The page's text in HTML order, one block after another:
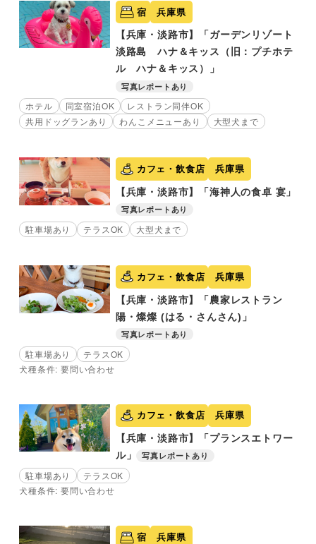
宿 兵庫県
【兵庫・淡路市】「ガーデンリゾート
淡路島 ハナ＆キッス（旧：プチホテ
ル ハナ＆キッス）」
写真レポートあり
ホテル 同室宿泊OK
レストラン同伴OK
共用ドッグランあり
わんこメニューあり 大型犬まで
カフェ・飲食店 兵庫県
【兵庫・淡路市】「海神人の食卓 宴」
写真レポートあり
駐車場あり テラスOK 大型犬まで
カフェ・飲食店 兵庫県
【兵庫・淡路市】「農家レストラン
陽・燦燦 (はる・さんさん)」
写真レポートあり
駐車場あり
テラスOK
犬種条件: 要問い合わせ
カフェ・飲食店 兵庫県
【兵庫・淡路市】「プランスエトワー
ル」
写真レポートあり
駐車場あり
テラスOK
犬種条件: 要問い合わせ
宿 兵庫県